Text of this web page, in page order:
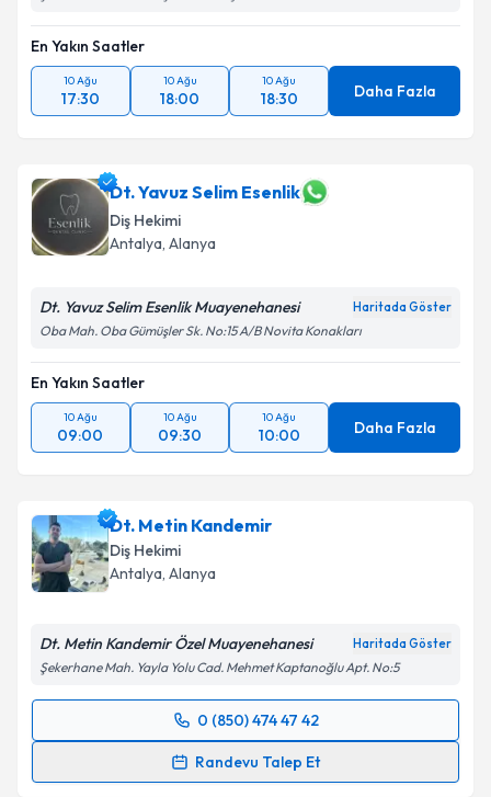
En Yakın Saatler
10 Ağu
17:30
10 Ağu
18:00
10 Ağu
18:30 Daha Fazla
Dt. Yavuz Selim Esenlik
Diş Hekimi
Antalya, Alanya
Dt. Yavuz Selim Esenlik Muayenehanesi Haritada Göster
Oba Mah. Oba Gümüşler Sk. No:15 A/B Novita Konakları
En Yakın Saatler
10 Ağu
09:00
10 Ağu
09:30
10 Ağu
10:00 Daha Fazla
Dt. Metin Kandemir
Diş Hekimi
Antalya, Alanya
Dt. Metin Kandemir Özel Muayenehanesi Haritada Göster
Şekerhane Mah. Yayla Yolu Cad. Mehmet Kaptanoğlu Apt. No:5
0 (850) 474 47 42
Randevu Talep Et
Randevu Takvimi Talebi